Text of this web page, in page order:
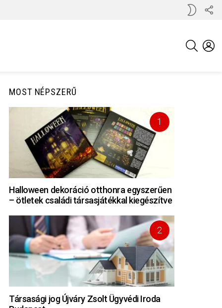
SWITCH
KERESÉS
MOST NÉPSZERŰ
Halloween dekoráció otthonra egyszerűen
– ötletek családi társasjátékkal kiegészítve
Társasági jog Újváry Zsolt Ügyvédi Iroda